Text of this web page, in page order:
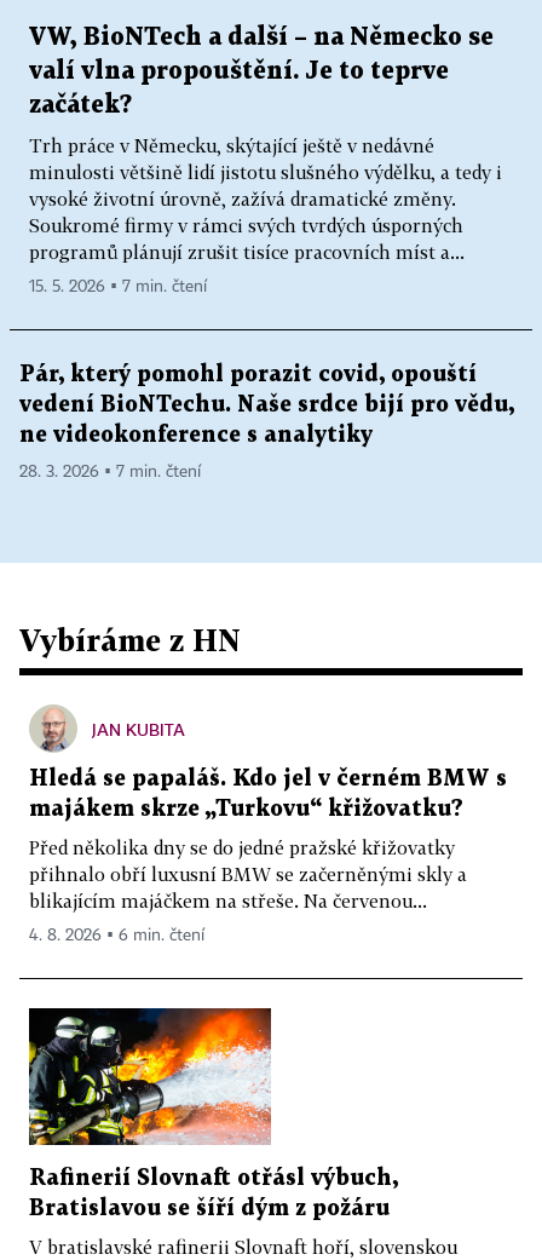
VW, BioNTech a další – na Německo se
valí vlna propouštění. Je to teprve
začátek?
Trh práce v Německu, skýtající ještě v nedávné
minulosti většině lidí jistotu slušného výdělku, a tedy i
vysoké životní úrovně, zažívá dramatické změny.
Soukromé firmy v rámci svých tvrdých úsporných
programů plánují zrušit tisíce pracovních míst a...
15. 5. 2026 ▪ 7 min. čtení
Pár, který pomohl porazit covid, opouští
vedení BioNTechu. Naše srdce bijí pro vědu,
ne videokonference s analytiky
28. 3. 2026 ▪ 7 min. čtení
Vybíráme z HN
JAN KUBITA
Hledá se papaláš. Kdo jel v černém BMW s
majákem skrze „Turkovu“ křižovatku?
Před několika dny se do jedné pražské křižovatky
přihnalo obří luxusní BMW se začerněnými skly a
blikajícím majáčkem na střeše. Na červenou...
4. 8. 2026 ▪ 6 min. čtení
Rafinerií Slovnaft otřásl výbuch,
Bratislavou se šíří dým z požáru
V bratislavské rafinerii Slovnaft hoří, slovenskou